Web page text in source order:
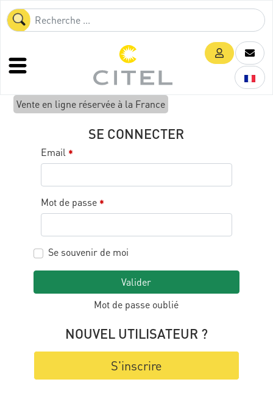
Vente en ligne réservée à la France
SE CONNECTER
Email *
Mot de passe *
Se souvenir de moi
Valider
Mot de passe oublié
NOUVEL UTILISATEUR ?
S'inscrire